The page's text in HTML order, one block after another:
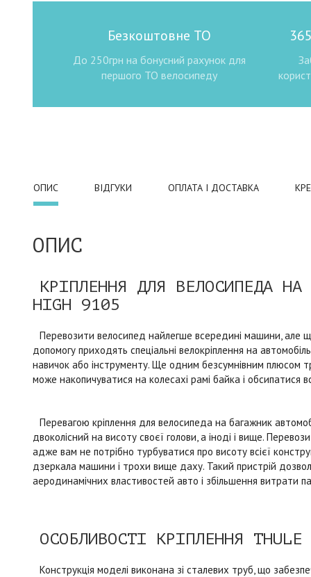
Безкоштовне ТО
До 250грн на бонусний рахунок для
першого ТО велосипеду
ОПИС ВІДГУКИ ОПЛАТА І ДОСТАВКА
ОПИС
КРІПЛЕННЯ ДЛЯ ВЕЛОСИПЕДА НА
HIGH 9105
Перевозити велосипед найлегше всередині машини,
допомогу приходять спеціальні велокріплення на
навичок або інструменту. Ще одним безсумнівним плюсом
може накопичуватися на колесахі рамі байка і обсипатися
Перевагою кріплення для велосипеда на багажник
двоколісний на висоту своєї голови, а іноді і вище.
адже вам не потрібно турбуватися про висоту всієї
дзеркала машини і трохи вище даху. Такий пристрій
аеродинамічних властивостей авто і збільшення витрати
ОСОБЛИВОСТІ КРІПЛЕННЯ THULE
Конструкція моделі виконана зі сталевих труб, що